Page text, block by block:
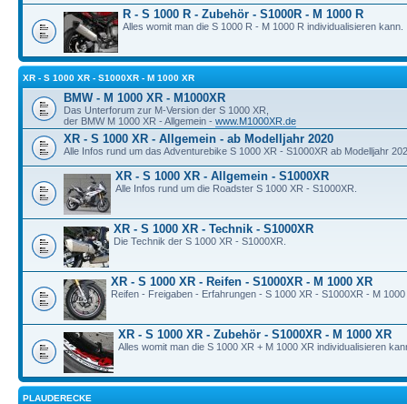
R - S 1000 R - Zubehör - S1000R - M 1000 R
Alles womit man die S 1000 R - M 1000 R individualisieren kann.
XR - S 1000 XR - S1000XR - M 1000 XR
BMW - M 1000 XR - M1000XR
Das Unterforum zur M-Version der S 1000 XR,
der BMW M 1000 XR - Allgemein - www.M1000XR.de
XR - S 1000 XR - Allgemein - ab Modelljahr 2020
Alle Infos rund um das Adventurebike S 1000 XR - S1000XR ab Modelljahr
XR - S 1000 XR - Allgemein - S1000XR
Alle Infos rund um die Roadster S 1000 XR - S1000XR.
XR - S 1000 XR - Technik - S1000XR
Die Technik der S 1000 XR - S1000XR.
XR - S 1000 XR - Reifen - S1000XR - M 1000 XR
Reifen - Freigaben - Erfahrungen - S 1000 XR - S1000XR - M 1000
XR - S 1000 XR - Zubehör - S1000XR - M 1000 XR
Alles womit man die S 1000 XR + M 1000 XR individualisieren
PLAUDERECKE